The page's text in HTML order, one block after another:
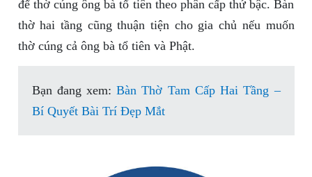
để thờ cúng ông bà tổ tiên theo phân cấp thứ bậc. Bàn
thờ hai tầng cũng thuận tiện cho gia chủ nếu muốn
thờ cúng cả ông bà tổ tiên và Phật.
Bạn đang xem:Bàn Thờ Tam Cấp Hai Tầng –
Bí Quyết Bài Trí Đẹp Mắt